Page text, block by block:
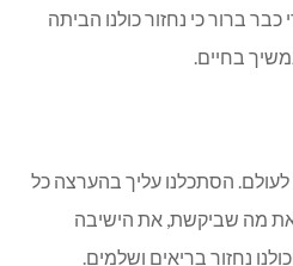
ברור כי נחזור כולנו הביתה
בחיים.
הסתכלנו עליך בהערצה כל
את מה שביקשת, את הישיבה
נחזור בריאים ושלמים.